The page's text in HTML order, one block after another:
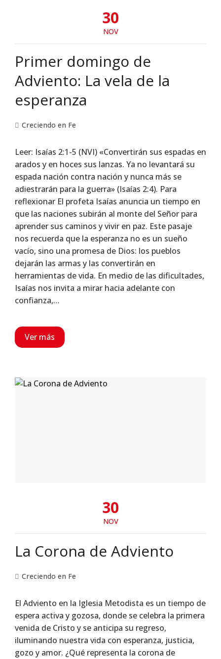
30
NOV
Primer domingo de
Adviento: La vela de la
esperanza
Creciendo en Fe
Leer: Isaías 2:1-5 (NVI) «Convertirán sus espadas en
arados y en hoces sus lanzas. Ya no levantará su
espada nación contra nación y nunca más se
adiestrarán para la guerra» (Isaías 2:4). Para
reflexionar El profeta Isaías anuncia un tiempo en
que las naciones subirán al monte del Señor para
aprender sus caminos y vivir en paz. Este pasaje
nos recuerda que la esperanza no es un sueño
vacío, sino una promesa de Dios: los pueblos
dejarán las armas y las convertirán en
herramientas de vida. En medio de las dificultades,
Isaías nos invita a mirar hacia adelante con
confianza,…
Ver más
30
NOV
La Corona de Adviento
Creciendo en Fe
El Adviento en la Iglesia Metodista es un tiempo de
espera activa y gozosa, donde se celebra la primera
venida de Cristo y se anticipa su regreso,
iluminando nuestra vida con esperanza, justicia,
gozo y amor. ¿Qué representa la corona de